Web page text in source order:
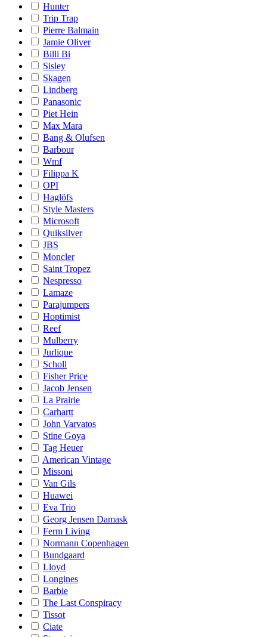
Hunter
Trip Trap
Pierre Balmain
Jamie Oliver
Billi Bi
Sisley
Skagen
Lindberg
Panasonic
Piet Hein
Max Mara
Bang & Olufsen
Barbour
Wmf
Filippa K
OPI
Haglöfs
Style Masters
Microsoft
Quiksilver
JBS
Moncler
Saint Tropez
Nespresso
Lamaze
Parajumpers
Hoptimist
Reef
Mulberry
Jurlique
Scholl
Fisher Price
Jacob Jensen
La Prairie
Carhartt
John Varvatos
Stine Goya
Tag Heuer
American Vintage
Missoni
Van Gils
Huawei
Eva Trio
Georg Jensen Damask
Ferm Living
Normann Copenhagen
Bundgaard
Lloyd
Longines
Barbie
The Last Conspiracy
Tissot
Ciate